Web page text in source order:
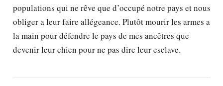
populations qui ne rêve que d’occupé notre pays et nous
obliger a leur faire allégeance. Plutôt mourir les armes a
la main pour défendre le pays de mes ancêtres que
devenir leur chien pour ne pas dire leur esclave.